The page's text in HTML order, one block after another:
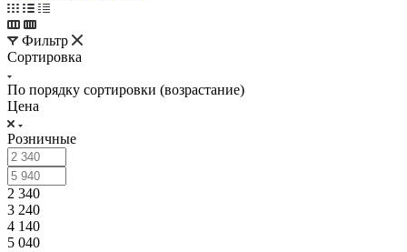
Фильтр
Сортировка
По порядку сортировки (возрастание)
Цена
Розничные
2 340
3 240
4 140
5 040